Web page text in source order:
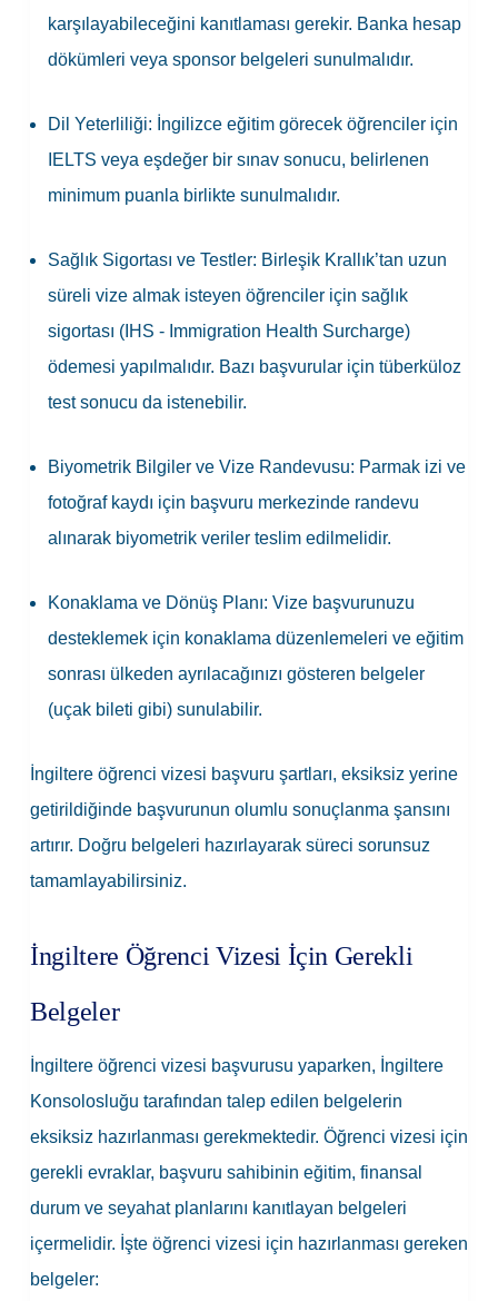
karşılayabileceğini kanıtlaması gerekir. Banka hesap
dökümleri veya sponsor belgeleri sunulmalıdır.
Dil Yeterliliği: İngilizce eğitim görecek öğrenciler için
IELTS veya eşdeğer bir sınav sonucu, belirlenen
minimum puanla birlikte sunulmalıdır.
Sağlık Sigortası ve Testler: Birleşik Krallık’tan uzun
süreli vize almak isteyen öğrenciler için sağlık
sigortası (IHS - Immigration Health Surcharge)
ödemesi yapılmalıdır. Bazı başvurular için tüberküloz
test sonucu da istenebilir.
Biyometrik Bilgiler ve Vize Randevusu: Parmak izi ve
fotoğraf kaydı için başvuru merkezinde randevu
alınarak biyometrik veriler teslim edilmelidir.
Konaklama ve Dönüş Planı: Vize başvurunuzu
desteklemek için konaklama düzenlemeleri ve eğitim
sonrası ülkeden ayrılacağınızı gösteren belgeler
(uçak bileti gibi) sunulabilir.
İngiltere öğrenci vizesi başvuru şartları, eksiksiz yerine
getirildiğinde başvurunun olumlu sonuçlanma şansını
artırır. Doğru belgeleri hazırlayarak süreci sorunsuz
tamamlayabilirsiniz.
İngiltere Öğrenci Vizesi İçin Gerekli
Belgeler
İngiltere öğrenci vizesi başvurusu yaparken, İngiltere
Konsolosluğu tarafından talep edilen belgelerin
eksiksiz hazırlanması gerekmektedir. Öğrenci vizesi için
gerekli evraklar, başvuru sahibinin eğitim, finansal
durum ve seyahat planlarını kanıtlayan belgeleri
içermelidir. İşte öğrenci vizesi için hazırlanması gereken
belgeler: